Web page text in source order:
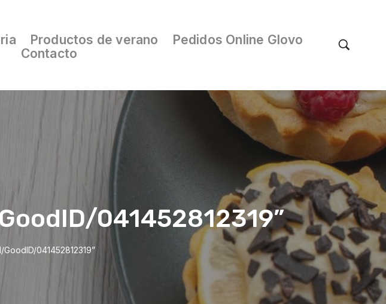
Productos de verano
Pedidos Online Glovo
Contacto
041452812319”
041452812319”